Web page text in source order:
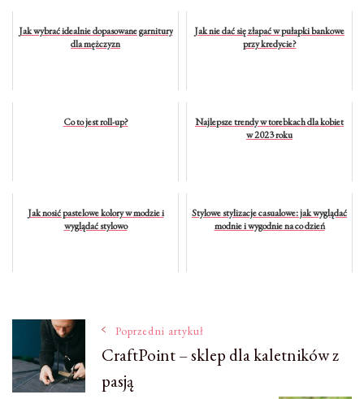
Jak wybrać idealnie dopasowane garnitury
dla mężczyzn
Jak nie dać się złapać w pułapki bankowe
przy kredycie?
Co to jest roll-up?
Najlepsze trendy w torebkach dla kobiet
w 2023 roku
Jak nosić pastelowe kolory w modzie i
wyglądać stylowo
Stylowe stylizacje casualowe: jak wyglądać
modnie i wygodnie na co dzień
NawigacjaPoprzedni artykuł
CraftPoint – sklep dla kaletników z
pasją